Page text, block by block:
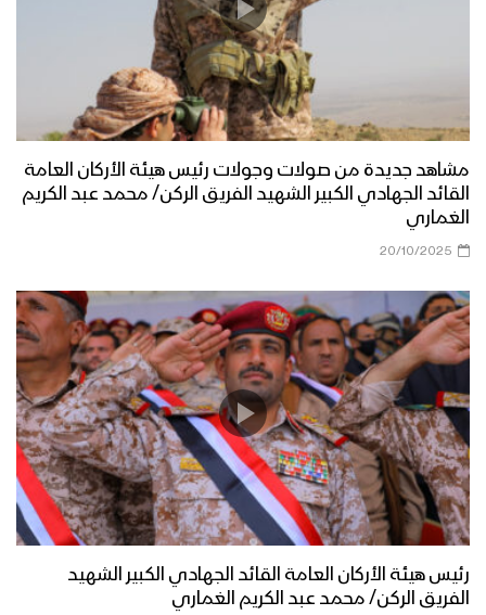
مشاهد جديدة من صولات وجولات رئيس هيئة الأركان العامة
القائد الجهادي الكبير الشهيد الفريق الركن/ محمد عبد الكريم
الغماري
20/10/2025
رئيس هيئة الأركان العامة القائد الجهادي الكبير الشهيد
الفريق الركن/ محمد عبد الكريم الغماري